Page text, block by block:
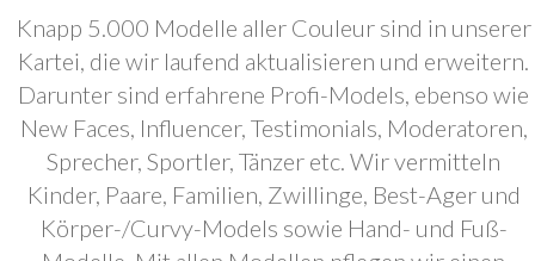
Knapp 5.000 Modelle aller Couleur sind in unserer
Kartei, die wir laufend aktualisieren und erweitern.
Darunter sind erfahrene Profi-Models, ebenso wie
New Faces, Influencer, Testimonials, Moderatoren,
Sprecher, Sportler, Tänzer etc. Wir vermitteln
Kinder, Paare, Familien, Zwillinge, Best-Ager und
Körper-/Curvy-Models sowie Hand- und Fuß-